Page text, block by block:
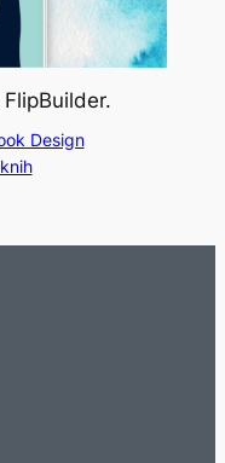
Design